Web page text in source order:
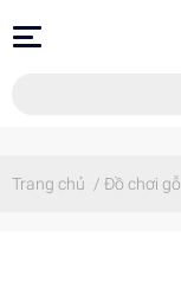
Trang chủ / Đồ chơi gỗ